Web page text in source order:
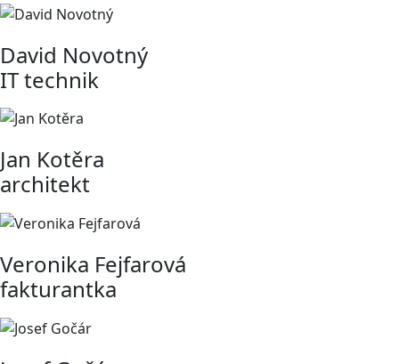
David Novotný
IT technik
Jan Kotěra
architekt
Veronika Fejfarová
fakturantka